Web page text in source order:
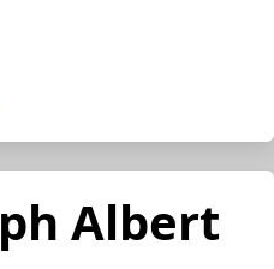
Albert